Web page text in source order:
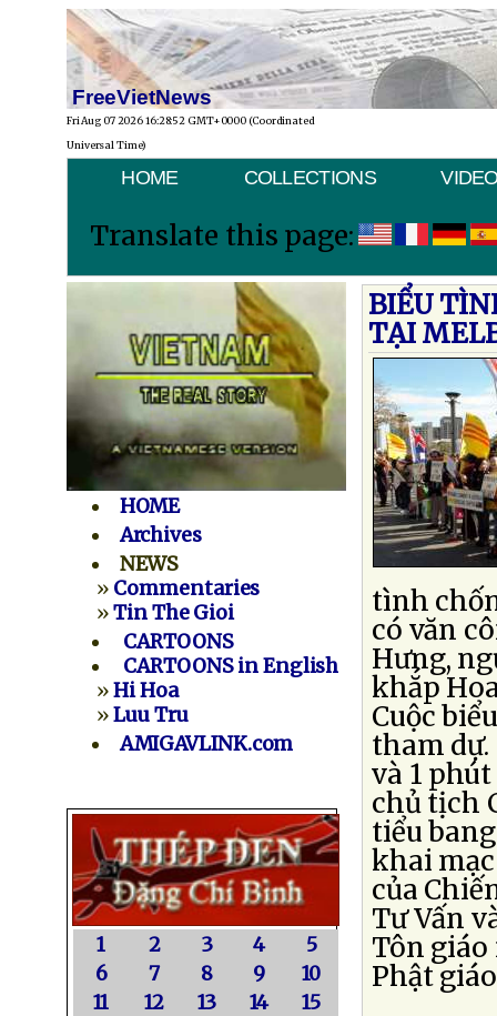
FreeVietNews
Fri Aug 07 2026 16:28:52 GMT+0000 (Coordinated
Universal Time)
HOME COLLECTIONS
Translate this page:
HOME
Archives
NEWS
» Commentaries
»Tin The Gioi
CARTOONS
CARTOONS in English
»Hi Hoa
»Luu Tru
AMIGAVLINK.com
1 2 3 4
5
6
7 8 9
10
11
12 13 14
15
BIỂU
TẠI
tình
có văn
Hưng,
khắp
Cuộc
tham dự.
và 1
chủ tịch
tiểu
khai
của
Tư Vấn
Tôn giáo
Phật